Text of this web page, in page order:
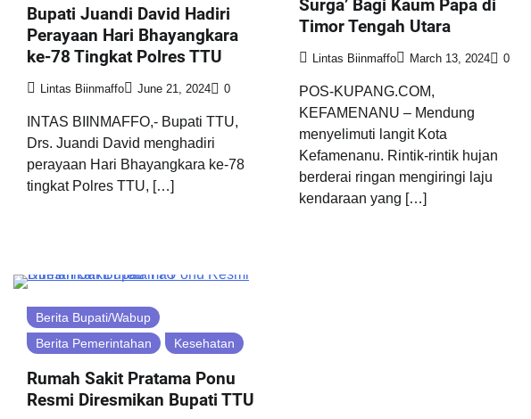
Bupati Juandi David Hadiri
Perayaan Hari Bhayangkara
ke-78 Tingkat Polres TTU
Lintas Biinmaffo June 21, 2024 0
INTAS BIINMAFFO,- Bupati TTU,
Drs. Juandi David menghadiri
perayaan Hari Bhayangkara ke-78
tingkat Polres TTU, […]
Surga’ Bagi Kaum Papa di
Timor Tengah Utara
Lintas Biinmaffo March 13, 2024 0
POS-KUPANG.COM,
KEFAMENANU – Mendung
menyelimuti langit Kota
Kefamenanu. Rintik-rintik hujan
berderai ringan mengiringi laju
kendaraan yang […]
Berita Bupati/Wabup
Berita Pemerintahan
Kesehatan
Rumah Sakit Pratama Ponu
Resmi Diresmikan Bupati TTU